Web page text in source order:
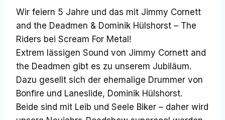
Wir feiern 5 Jahre und das mit Jimmy Cornett
and the Deadmen & Dominik Hülshorst – The
Riders bei Scream For Metal!
Extrem lässigen Sound von Jimmy Cornett and
the Deadmen gibt es zu unserem Jubiläum.
Dazu gesellt sich der ehemalige Drummer von
Bonfire und Laneslide, Dominik Hülshorst.
Beide sind mit Leib und Seele Biker – daher wird